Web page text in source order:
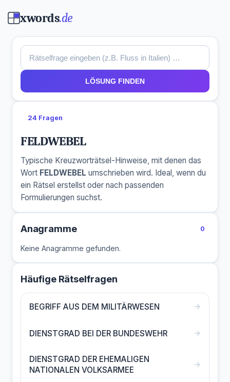
xwords.de
LÖSUNG FINDEN
24 Fragen
FELDWEBEL
Typische Kreuzworträtsel-Hinweise, mit denen das
Wort FELDWEBEL umschrieben wird. Ideal, wenn du
ein Rätsel erstellst oder nach passenden
Formulierungen suchst.
Anagramme 0
Keine Anagramme gefunden.
Häufige Rätselfragen
BEGRIFF AUS DEM MILITÄRWESEN →
DIENSTGRAD BEI DER BUNDESWEHR →
DIENSTGRAD DER EHEMALIGEN
NATIONALEN VOLKSARMEE
→